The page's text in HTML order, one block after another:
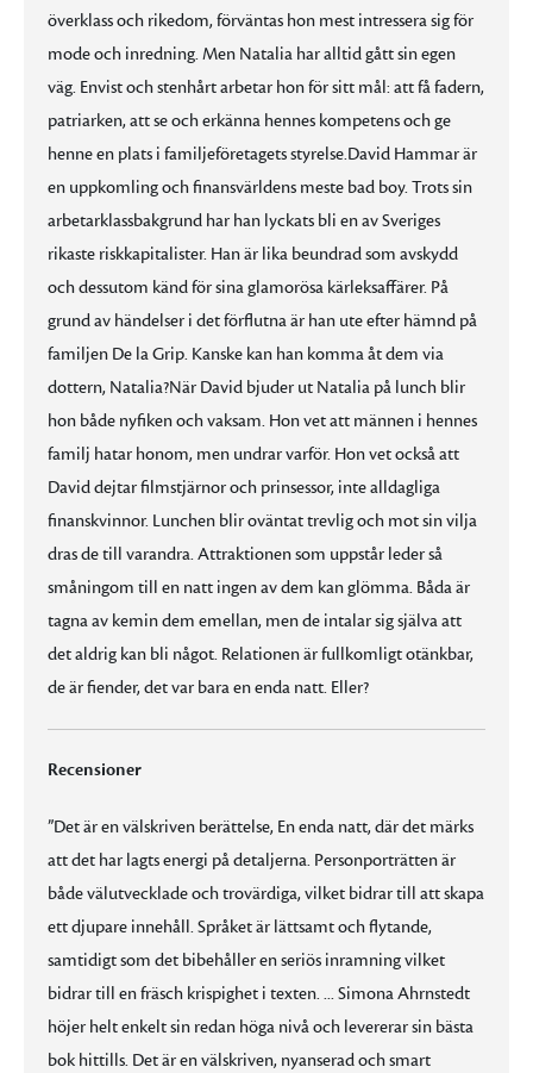
överklass och rikedom, förväntas hon mest intressera sig för
mode och inredning. Men Natalia har alltid gått sin egen
väg. Envist och stenhårt arbetar hon för sitt mål: att få fadern,
patriarken, att se och erkänna hennes kompetens och ge
henne en plats i familjeföretagets styrelse.David Hammar är
en uppkomling och finansvärldens meste bad boy. Trots sin
arbetarklassbakgrund har han lyckats bli en av Sveriges
rikaste riskkapitalister. Han är lika beundrad som avskydd
och dessutom känd för sina glamorösa kärleksaffärer. På
grund av händelser i det förflutna är han ute efter hämnd på
familjen De la Grip. Kanske kan han komma åt dem via
dottern, Natalia?När David bjuder ut Natalia på lunch blir
hon både nyfiken och vaksam. Hon vet att männen i hennes
familj hatar honom, men undrar varför. Hon vet också att
David dejtar filmstjärnor och prinsessor, inte alldagliga
finanskvinnor. Lunchen blir oväntat trevlig och mot sin vilja
dras de till varandra. Attraktionen som uppstår leder så
småningom till en natt ingen av dem kan glömma. Båda är
tagna av kemin dem emellan, men de intalar sig själva att
det aldrig kan bli något. Relationen är fullkomligt otänkbar,
de är fiender, det var bara en enda natt. Eller?
Recensioner
”Det är en välskriven berättelse, En enda natt, där det märks
att det har lagts energi på detaljerna. Personporträtten är
både välutvecklade och trovärdiga, vilket bidrar till att skapa
ett djupare innehåll. Språket är lättsamt och flytande,
samtidigt som det bibehåller en seriös inramning vilket
bidrar till en fräsch krispighet i texten. ... Simona Ahrnstedt
höjer helt enkelt sin redan höga nivå och levererar sin bästa
bok hittills. Det är en välskriven, nyanserad och smart